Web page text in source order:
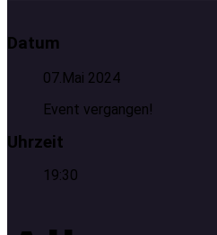
Datum
07.Mai 2024
Event vergangen!
Uhrzeit
19:30